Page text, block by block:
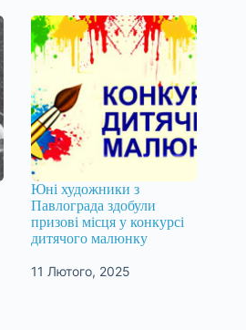
Юні художники з
Павлограда здобули
призові місця у конкурсі
дитячого малюнку
11 Лютого, 2025